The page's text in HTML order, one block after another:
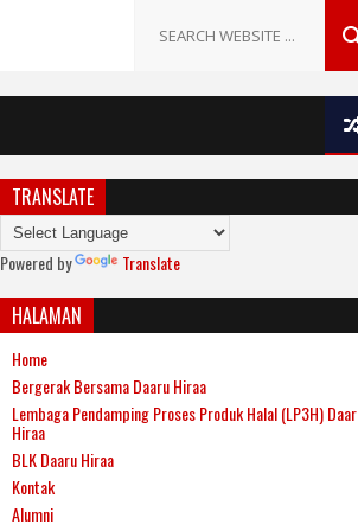
TRANSLATE
Powered by Translate
HALAMAN
Home
Bergerak Bersama Daaru Hiraa
Lembaga Pendamping Proses Produk Halal (LP3H)
Hiraa
BLK Daaru Hiraa
Kontak
Alumni